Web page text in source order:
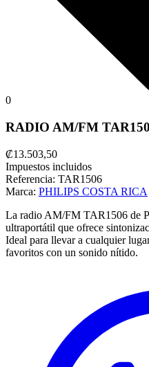
0
RADIO AM/FM
₡13.503,50
Impuestos incluidos
Referencia: TAR1506
Marca: PHILIPS COSTA RICA
La radio AM/FM TAR1506 de
ultraportátil que ofrece
Ideal para llevar a cualquier
favoritos con un sonido nítido.